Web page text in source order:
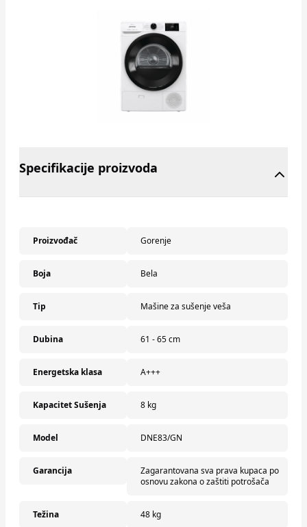
Specifikacije proizvoda
Proizvođač Gorenje
Boja Bela
Tip Mašine za sušenje veša
Dubina 61 - 65 cm
Energetska klasa A+++
Kapacitet Sušenja 8 kg
Model DNE83/GN
Garancija
Zagarantovana sva prava kupaca po
osnovu zakona o zaštiti potrošača
Težina 48 kg